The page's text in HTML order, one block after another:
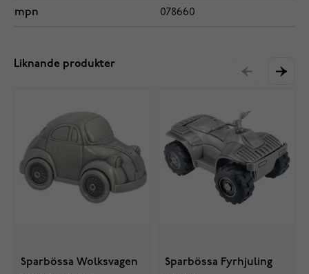
mpn 078660
Liknande produkter
Sparbössa Wolksvagen
Sparbössa Fyrhjuling